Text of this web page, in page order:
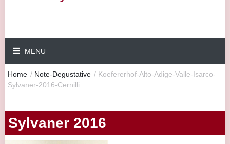
MENU
Home / Note-Degustative / Koefererhof-Alto-Adige-Valle-Isarco-
Sylvaner-2016-Cernilli
Sylvaner 2016